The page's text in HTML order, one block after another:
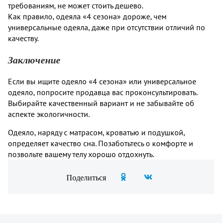
требованиям, не может стоить дешево.
Как правило, одеяла «4 сезона» дороже, чем
универсальные одеяла, даже при отсутствии отличий по
качеству.
Заключение
Если вы ищите одеяло «4 сезона» или универсальное
одеяло, попросите продавца вас проконсультировать.
Выбирайте качественный вариант и не забывайте об
аспекте экологичности.
Одеяло, наряду с матрасом, кроватью и подушкой,
определяет качество сна. Позаботьтесь о комфорте и
позвольте вашему телу хорошо отдохнуть.
Поделиться